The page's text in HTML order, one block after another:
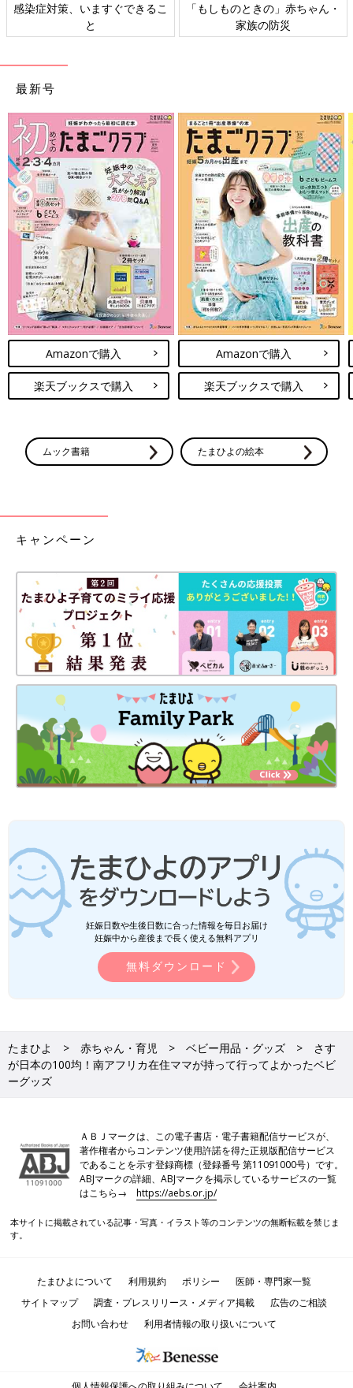
日本外来小児科学会リーフレッ
ト検討会
六星占術 細木かおりさんの人生
相談
最新号
Amazonで購入
楽天ブックスで購入
Amazonで購入
楽天ブックスで購入
ムック書籍 たまひよの絵本
キャンペーン
妊娠日数や生後日数に合った情報を毎日お届け
妊娠中から産後まで長く使える無料アプリ
無料ダウンロード
たまひよ 赤ちゃん・育児 ベビー用品・グッズ
さす
が日本の100均！南アフリカ在住ママが持って行ってよかったベビ
ーグッズ
ＡＢＪマークは、この電子書店・電子書籍配信サービスが、
著作権者からコンテンツ使用許諾を得た正規版配信サービス
であることを示す登録商標（登録番号 第11091000号）です。
ABJマークの詳細、ABJマークを掲示しているサービスの一覧
はこちら→https://aebs.or.jp/
本サイトに掲載されている記事・写真・イラスト等のコンテンツの無断転載を禁じま
す。
たまひよについて 利用規約 ポリシー
医師・専門家一覧
サイトマップ
調査・プレスリリース・メディア掲載
広告のご相談
お問い合わせ
利用者情報の取り扱いについて